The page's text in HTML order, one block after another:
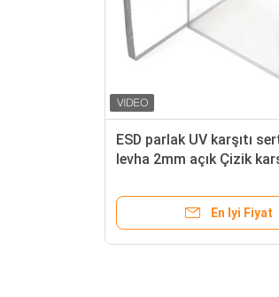
ESD parlak UV karşıtı
levha 2mm açık Çizik
En Iyi Fiyat